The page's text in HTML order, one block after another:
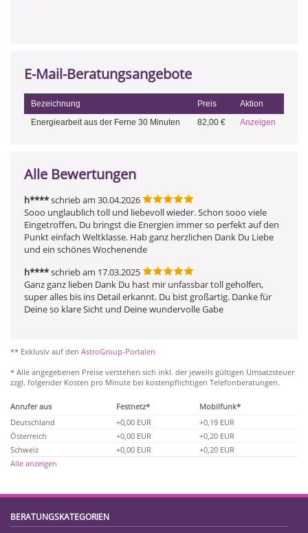
E-Mail-Beratungsangebote
Bezeichnung Preis
Aktion
Energiearbeit aus der Ferne 30 Minuten
82,00 € Anzeigen
Alle Bewertungen
h****schrieb am 30.04.2026
Sooo unglaublich toll und liebevoll wieder. Schon sooo viele
Eingetroffen, Du bringst die Energien immer so perfekt auf den
Punkt einfach Weltklasse. Hab ganz herzlichen Dank Du Liebe
und ein schönes Wochenende
h****schrieb am 17.03.2025
Ganz ganz lieben Dank Du hast mir unfassbar toll geholfen,
super alles bis ins Detail erkannt. Du bist großartig. Danke für
Deine so klare Sicht und Deine wundervolle Gabe
** Exklusiv auf den AstroGroup-Portalen
* Alle angegebenen Preise verstehen sich inkl. der jeweils gültigen Umsatzsteuer
zzgl. folgender Kosten pro Minute bei kostenpflichtigen Telefonberatungen.
Anrufer aus Festnetz*
Mobilfunk*
Deutschland
+0,00 EUR
+0,19 EUR
Österreich
+0,00 EUR
+0,20 EUR
Schweiz
+0,00 EUR
+0,20 EUR
Alle anzeigen
BERATUNGSKATEGORIEN